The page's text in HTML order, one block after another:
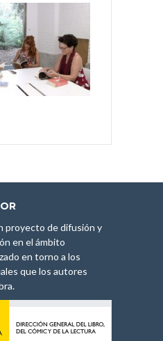
proyecto de difusión y
en el ámbito
en torno a los
que los autores